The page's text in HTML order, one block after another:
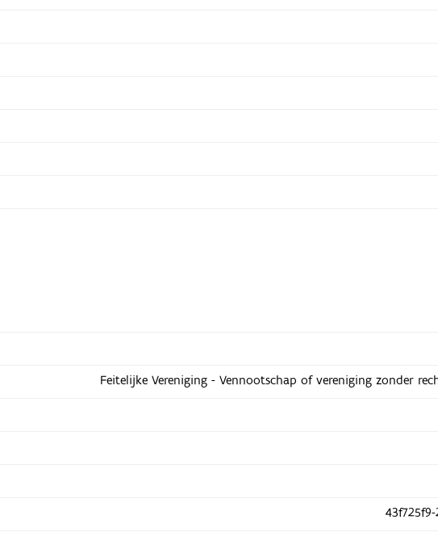
Feitelijke Vereniging - Vennootschap of vereniging zonder